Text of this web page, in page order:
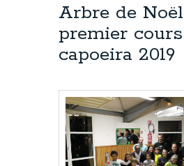
Arbre de
premier
capoeira 2019